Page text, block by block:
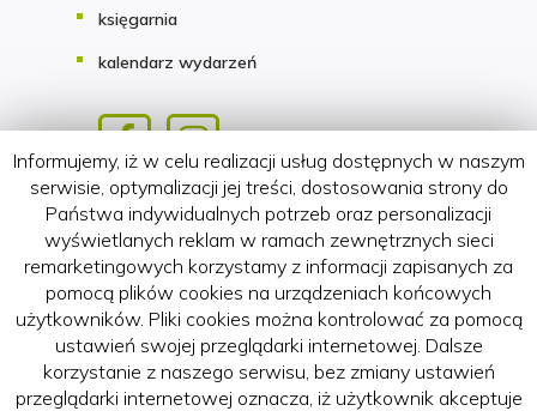
księgarnia
kalendarz wydarzeń
Copyright 2018-2026 HATTERIA.PL
Informujemy, iż w celu realizacji usług dostępnych w naszym
serwisie, optymalizacji jej treści, dostosowania strony do
Państwa indywidualnych potrzeb oraz personalizacji
wyświetlanych reklam w ramach zewnętrznych sieci
remarketingowych korzystamy z informacji zapisanych za
pomocą plików cookies na urządzeniach końcowych
użytkowników. Pliki cookies można kontrolować za pomocą
ustawień swojej przeglądarki internetowej. Dalsze
korzystanie z naszego serwisu, bez zmiany ustawień
przeglądarki internetowej oznacza, iż użytkownik akceptuje